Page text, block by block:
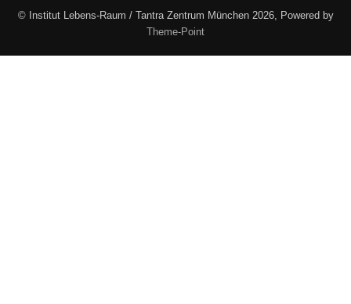
© Institut Lebens-Raum / Tantra Zentrum München 2026, Powered by
Theme-Point